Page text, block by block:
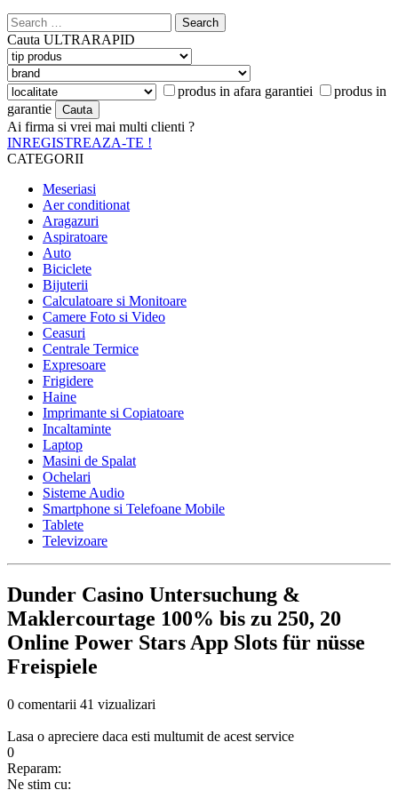
Search
for:
Cauta ULTRARAPID
produs in afara garantiei
produs in
garantie
Ai firma si vrei mai multi clienti ?
INREGISTREAZA-TE !
CATEGORII
Meseriasi
Aer conditionat
Aragazuri
Aspiratoare
Auto
Biciclete
Bijuterii
Calculatoare si Monitoare
Camere Foto si Video
Ceasuri
Centrale Termice
Expresoare
Frigidere
Haine
Imprimante si Copiatoare
Incaltaminte
Laptop
Masini de Spalat
Ochelari
Sisteme Audio
Smartphone si Telefoane Mobile
Tablete
Televizoare
Dunder Casino Untersuchung &
Maklercourtage 100% bis zu 250, 20
Online Power Stars App Slots für nüsse
Freispiele
0 comentarii 41 vizualizari
Lasa o apreciere daca esti multumit de acest service
0
Reparam:
Ne stim cu: